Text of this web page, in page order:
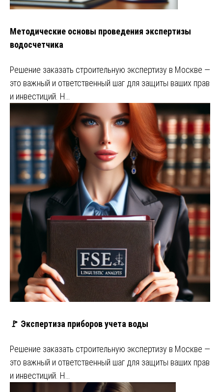
Методические основы проведения экспертизы
водосчетчика
Решение заказать строительную экспертизу в Москве —
это важный и ответственный шаг для защиты ваших прав
и инвестиций. Н…
🚩 Экспертиза приборов учета воды
Решение заказать строительную экспертизу в Москве —
это важный и ответственный шаг для защиты ваших прав
и инвестиций. Н…